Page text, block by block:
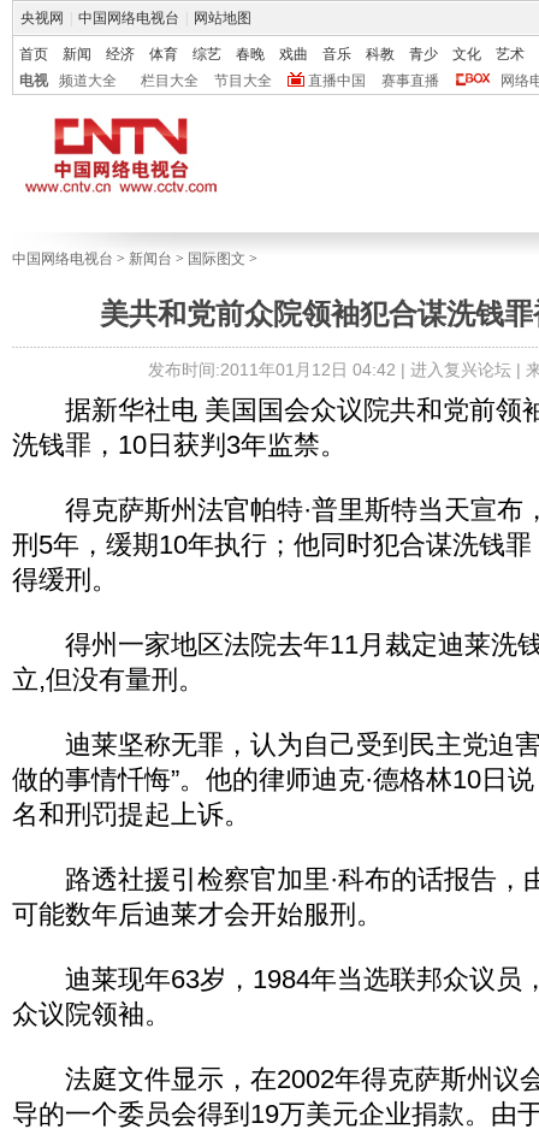
央视网 中国网络电视台 网站地图
首页 新闻 经济 体育 综艺 春晚 戏曲 音乐 科教 青少 文化
艺术
电视
频道大全 栏目大全 节目大全 直播中国 赛事直播 网络
中国网络电视台 > 新闻台 > 国际图文 >
美共和党前众院领袖犯合谋洗钱
发布时间:2011年01月12日 04:42 | 进入复兴论坛|
据新华社电 美国国会众议院共和党前领
洗钱罪，10日获判3年监禁。
得克萨斯州法官帕特·普里斯特当天宣布
刑5年，缓期10年执行；他同时犯合谋洗钱
得缓刑。
得州一家地区法院去年11月裁定迪莱洗
立,但没有量刑。
迪莱坚称无罪，认为自己受到民主党迫害
做的事情忏悔”。他的律师迪克·德格林10日
名和刑罚提起上诉。
路透社援引检察官加里·科布的话报告，
可能数年后迪莱才会开始服刑。
迪莱现年63岁，1984年当选联邦众议员
众议院领袖。
法庭文件显示，在2002年得克萨斯州议
导的一个委员会得到19万美元企业捐款。由